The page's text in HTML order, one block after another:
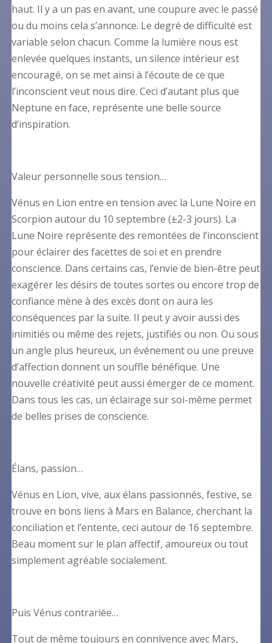
haut. Il y a un pas en avant, une coupure avec le passé
ou du moins cela s’annonce. Le degré de difficulté est
variable selon chacun. Comme la lumière nous est
enlevée quelques instants, un silence intérieur est
encouragé, on se met ainsi à l’écoute de ce que
l’inconscient veut nous dire. Ceci d’autant plus que
Neptune en face, représente une belle source
d’inspiration.
Valeur personnelle sous tension…
Vénus en Lion entre en tension avec la Lune Noire en
Scorpion autour du 10 septembre (±2-3 jours). La
Lune Noire représente des remontées de l’inconscient
pour éclairer des facettes de soi et en prendre
conscience. Dans certains cas, l’envie de bien-être peut
exagérer les désirs de toutes sortes ou encore trop de
confiance mène à des excès dont on aura les
conséquences par la suite. Il peut y avoir aussi des
inimitiés ou même des rejets, justifiés ou non. Ou sous
un angle plus heureux, un événement ou une preuve
d’affection donnent un souffle bénéfique. Une
nouvelle créativité peut aussi émerger de ce moment.
Dans tous les cas, un éclairage sur soi-même permet
de belles prises de conscience.
Élans, passion…
Vénus en Lion, vive, aux élans passionnés, festive, se
trouve en bons liens à Mars en Balance, cherchant la
conciliation et l’entente, ceci autour de 16 septembre.
Beau moment sur le plan affectif, amoureux ou tout
simplement agréable socialement.
Puis Vénus contrariée…
Tout de même toujours en connivence avec Mars,